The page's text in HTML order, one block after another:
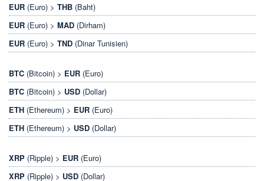
EUR (Euro) > THB (Baht)
EUR (Euro) > MAD (Dirham)
EUR (Euro) > TND (Dinar Tunisien)
BTC (Bitcoin) > EUR (Euro)
BTC (Bitcoin) > USD (Dollar)
ETH (Ethereum) > EUR (Euro)
ETH (Ethereum) > USD (Dollar)
XRP (Ripple) > EUR (Euro)
XRP (Ripple) > USD (Dollar)